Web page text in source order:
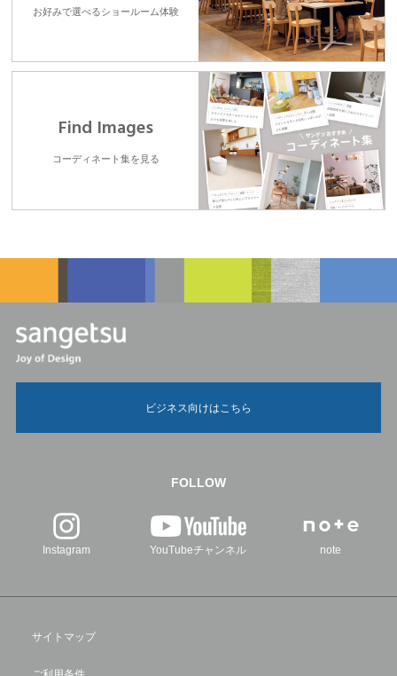
お好みで選べるショールーム体験
Find Images
コーディネート集を見る
ビジネス向けはこちら
FOLLOW
Instagram YouTubeチャンネル note
サイトマップ